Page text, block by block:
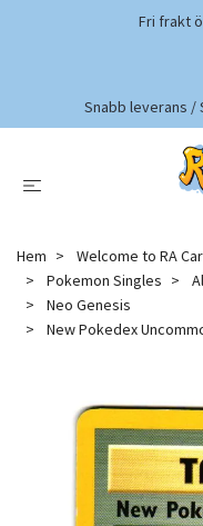
Fri frakt
Snabb leverans /
Hem Welcome to RA
Pokemon Singles
Neo Genesis
New Pokedex